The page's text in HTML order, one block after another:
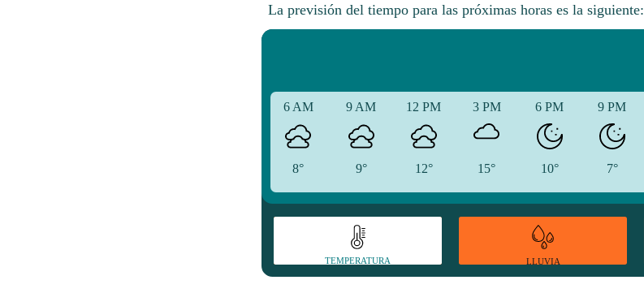
La previsión del tiempo para las próximas horas es la siguiente:
6 AM
8°
9 AM
9°
12 PM
12°
3 PM
15°
6 PM
10°
9 PM
7°
TEMPERATURA LLUVIA